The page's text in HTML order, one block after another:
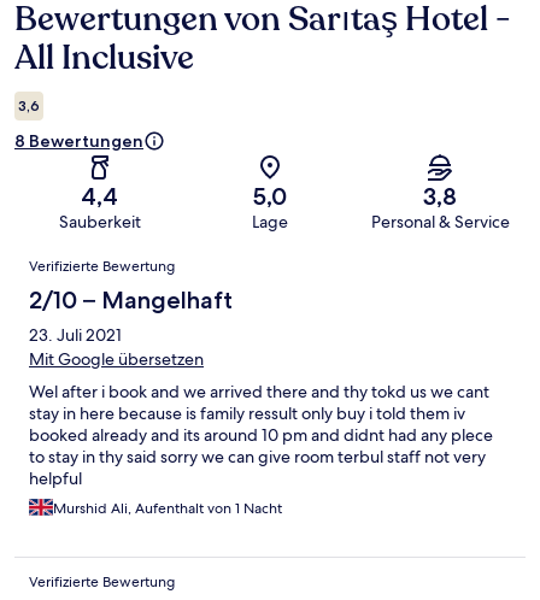
Bewertungen
Bewertungen von Sarıtaş Hotel -
All Inclusive
3,6
8 Bewertungen
4,4
Sauberkeit
5,0
Lage
3,8
Personal & Service
Bewertungen
Verifizierte Bewertung
2/10 – Mangelhaft
23. Juli 2021
Mit Google übersetzen
Wel after i book and we arrived there and thy tokd us we cant
stay in here because is family ressult only buy i told them iv
booked already and its around 10 pm and didnt had any plece
to stay in thy said sorry we can give room terbul staff not very
helpful
Murshid Ali, Aufenthalt von 1 Nacht
Verifizierte Bewertung